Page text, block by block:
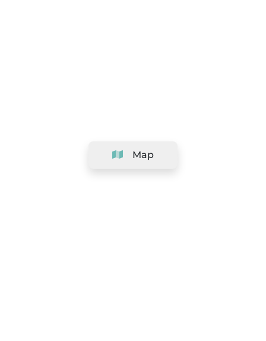
Map